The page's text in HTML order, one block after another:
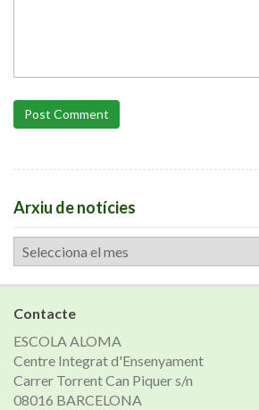
Post Comment
Arxiu de notícies
Arxiu
de
notícies
Contacte
ESCOLA ALOMA
Centre Integrat d'Ensenyament
Carrer Torrent Can Piquer s/n
08016 BARCELONA